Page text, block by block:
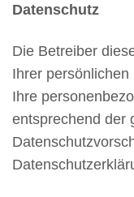
Datenschutz
Die Betreiber
Ihrer
Ihre
entsprechend der